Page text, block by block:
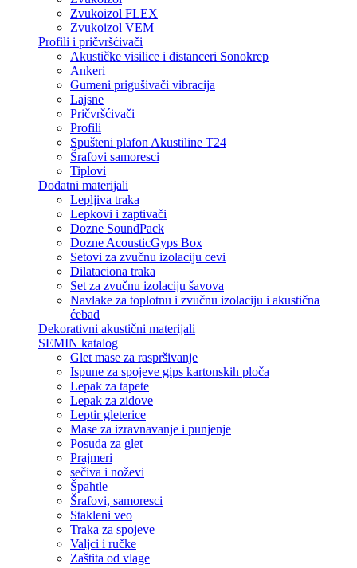
Zvukoizol FLEX
Zvukoizol VEM
Profili i pričvršćivači
Akustičke visilice i distanceri Sonokrep
Ankeri
Gumeni prigušivači vibracija
Lajsne
Pričvršćivači
Profili
Spušteni plafon Akustiline T24
Šrafovi samoresci
Tiplovi
Dodatni materijali
Lepljiva traka
Lepkovi i zaptivači
Dozne SoundPack
Dozne AcousticGyps Box
Setovi za zvučnu izolaciju cevi
Dilataciona traka
Set za zvučnu izolaciju šavova
Navlake za toplotnu i zvučnu izolaciju i akustična
ćebad
Dekorativni akustični materijali
SEMIN katalog
Glet mase za raspršivanje
Ispune za spojeve gips kartonskih ploča
Lepak za tapete
Lepak za zidove
Leptir gleterice
Mase za izravnavanje i punjenje
Posuda za glet
Prajmeri
sečiva i noževi
Špahtle
Šrafovi, samoresci
Stakleni veo
Traka za spojeve
Valjci i ručke
Zaštita od vlage